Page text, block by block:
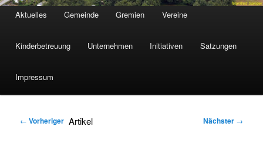
HAUPTMENÜ
Zum
primären
Inhalt
Zum
sekundären
Inhalt
Aktuelles Gemeinde Gremien Vereine
Kinderbetreuung Unternehmen Initiativen Satzungen
Impressum
Artikel
← Vorheriger Nächster →